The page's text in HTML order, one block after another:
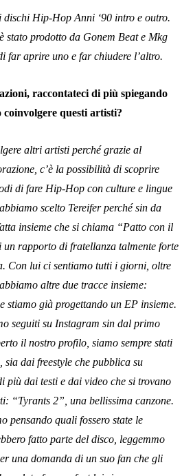
dischi Hip-Hop Anni ‘90 intro e outro.
stato prodotto da Gonem Beat e Mkg
far aprire uno e far chiudere l’altro.
raccontateci di più spiegando
coinvolgere questi artisti?
altri artisti perché grazie al
c’è la possibilità di scoprire
di fare Hip-Hop con culture e lingue
scelto Tereifer perché sin da
insieme che si chiama “Patto con il
rapporto di fratellanza talmente forte
Con lui ci sentiamo tutti i giorni, oltre
altre due tracce insieme:
stiamo già progettando un EP insieme.
seguiti su Instagram sin dal primo
il nostro profilo, siamo sempre stati
sia dai freestyle che pubblica su
più dai testi e dai video che si trovano
“Tyrants 2”, una bellissima canzone.
pensando quali fossero state le
fatto parte del disco, leggemmo
una domanda di un suo fan che gli